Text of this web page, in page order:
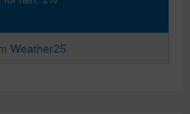
Weather25